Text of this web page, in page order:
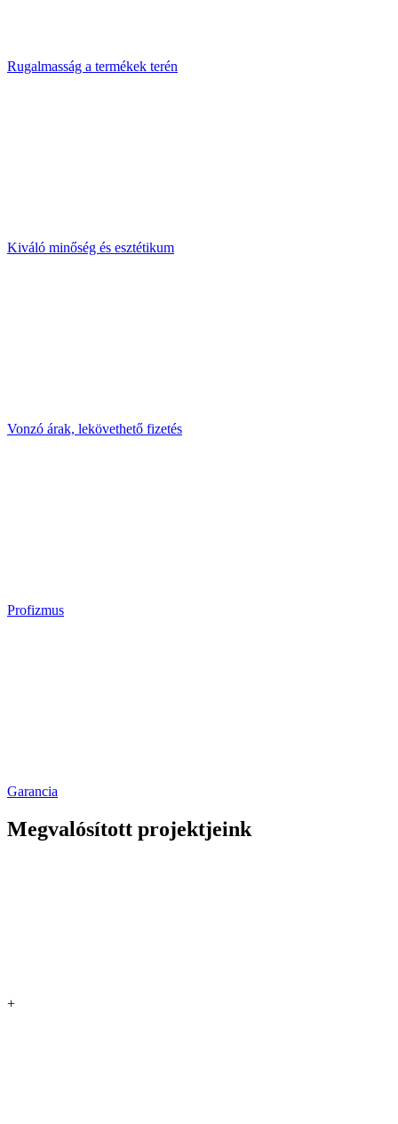
Rugalmasság a termékek terén
Kiváló minőség és esztétikum
Vonzó árak, lekövethető fizetés
Profizmus
Garancia
Megvalósított projektjeink
+